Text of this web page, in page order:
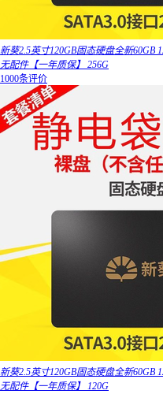
新葵2.5英寸120GB固态硬盘全新60GB
无配件【一年质保】 256G
1000条评价
新葵2.5英寸120GB固态硬盘全新60GB
无配件【一年质保】 120G